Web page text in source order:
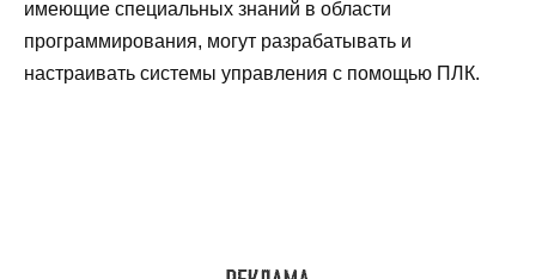
имеющие специальных знаний в области
программирования, могут разрабатывать и
настраивать системы управления с помощью ПЛК.